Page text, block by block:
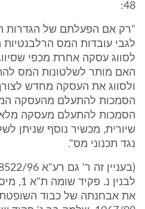
48:
"רק אם הפעלתם של הגדרות
לגבי עובדות המס
לסווג עסקה אחרת מכפי
האם מותר לשלטונות המס
ולסווג את העסקה מחדש
הסמכות להתעלם מהעסקה
הסמכות להתעלם מעסקה
שיורית, מכשיר נוסף שניתן
נגד תכנוני מס".
את אבחנתה של כבוד